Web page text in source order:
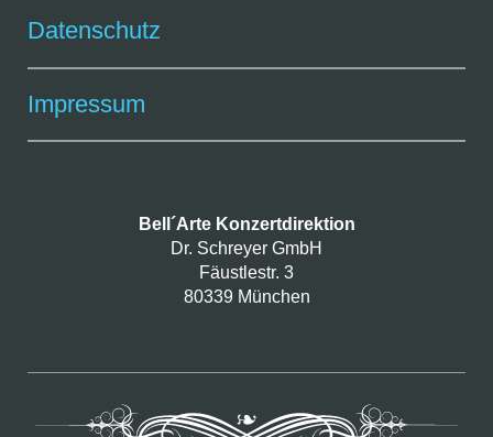
Datenschutz
Impressum
Bell´Arte Konzertdirektion
Dr. Schreyer GmbH
Fäustlestr. 3
80339 München